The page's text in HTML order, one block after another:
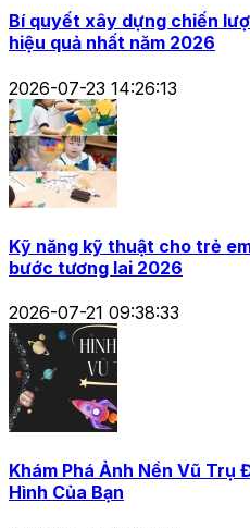
Bí quyết xây dựng chiến
hiệu quả nhất năm 2026
2026-07-23 14:26:13
Kỹ năng kỹ thuật cho trẻ
bước tương lai 2026
2026-07-21 09:38:33
Khám Phá Ảnh Nền Vũ Trụ
Hình Của Bạn